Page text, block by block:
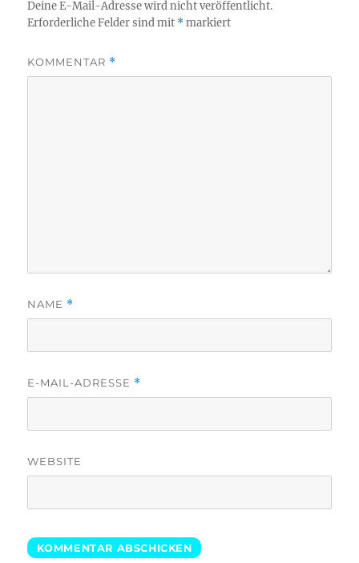
Deine E-Mail-Adresse wird nicht veröffentlicht.
Erforderliche Felder sind mit *markiert
KOMMENTAR *
NAME *
E-MAIL-ADRESSE *
WEBSITE